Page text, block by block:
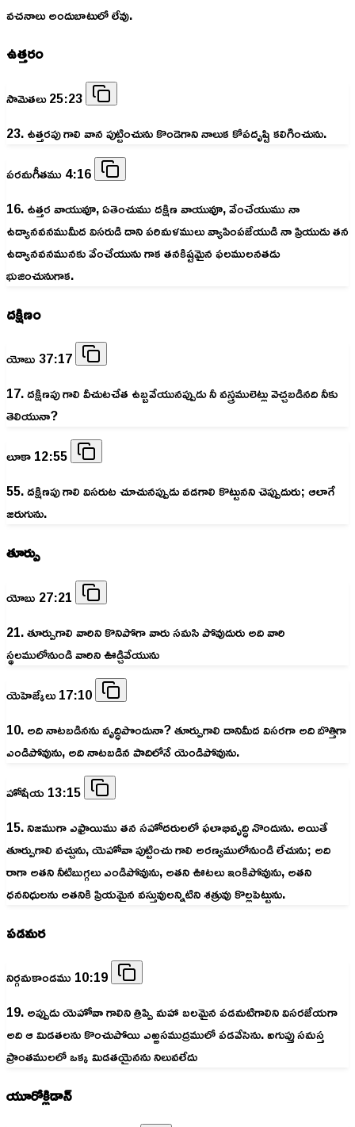
వచనాలు అందుబాటులో లేవు.
ఉత్తరం
సామెతలు 25:23
23. ఉత్తరపు గాలి వాన పుట్టించును కొండెగాని నాలుక కోపదృష్టి కలిగించును.
పరమగీతము 4:16
16. ఉత్తర వాయువూ, ఏతెంచుము దక్షిణ వాయువూ, వేంచేయుము నా
ఉద్యానవనముమీద విసరుడి దాని పరిమళములు వ్యాపింపజేయుడి నా ప్రియుడు తన
ఉద్యానవనమునకు వేంచేయును గాక తనకిష్టమైన ఫలములనతడు
భుజించునుగాక.
దక్షిణం
యోబు 37:17
17. దక్షిణపు గాలి వీచుటచేత ఉబ్బవేయునప్పుడు నీ వస్త్రములెట్లు వెచ్చబడినది నీకు
తెలియునా?
లూకా 12:55
55. దక్షిణపు గాలి విసరుట చూచునప్పుడు వడగాలి కొట్టునని చెప్పుదురు; ఆలాగే
జరుగును.
తూర్పు
యోబు 27:21
21. తూర్పుగాలి వారిని కొనిపోగా వారు సమసి పోవుదురు అది వారి
స్థలములోనుండి వారిని ఊడ్చివేయును
యెహెజ్కేలు 17:10
10. అది నాటబడినను వృద్ధిపొందునా? తూర్పుగాలి దానిమీద విసరగా అది బొత్తిగా
ఎండిపోవును, అది నాటబడిన పాదిలోనే యెండిపోవును.
హోషేయ 13:15
15. నిజముగా ఎఫ్రాయిము తన సహోదరులలో ఫలాభివృద్ధి నొందును. అయితే
తూర్పుగాలి వచ్చును, యెహోవా పుట్టించు గాలి అరణ్యములోనుండి లేచును; అది
రాగా అతని నీటిబుగ్గలు ఎండిపోవును, అతని ఊటలు ఇంకిపోవును, అతని
ధననిధులను అతనికి ప్రియమైన వస్తువులన్నిటిని శత్రువు కొల్లపెట్టును.
పడమర
నిర్గమకాండము 10:19
19. అప్పుడు యెహోవా గాలిని త్రిప్పి మహా బలమైన పడమటిగాలిని విసరజేయగా
అది ఆ మిడతలను కొంచుపోయి ఎఱ్ఱసముద్రములో పడవేసెను. ఐగుప్తు సమస్త
ప్రాంతములలో ఒక్క మిడతయైనను నిలువలేదు
యూరోక్లిడాన్